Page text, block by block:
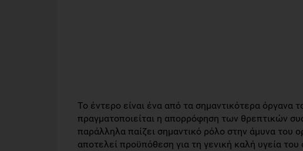
Το έντερο είναι ένα από τα σημαντικότερα
πραγματοποιείται η απορρόφηση των θρεπτικών
παράλληλα παίζει σημαντικό ρόλο στην άμυνα του
αποτελεί προϋπόθεση για τη γενική καλή υγεία του